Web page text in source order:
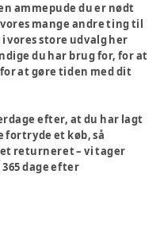
ammepude du er nødt
mange andre ting til
vores store udvalg her
du har brug for, for at
at gøre tiden med dit
efter, at du har lagt
fortryde et køb, så
returneret – vi tager
dage efter